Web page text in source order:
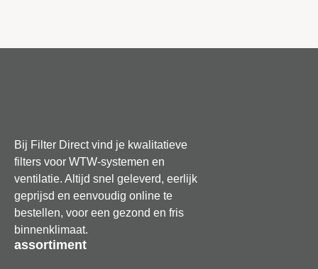
Bij Filter Direct vind je kwalitatieve
filters voor WTW-systemen en
ventilatie. Altijd snel geleverd, eerlijk
geprijsd en eenvoudig online te
bestellen, voor een gezond en fris
binnenklimaat.
assortiment